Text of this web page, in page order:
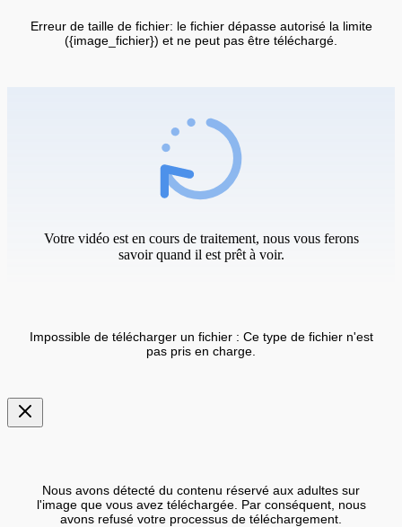
Erreur de taille de fichier: le fichier dépasse autorisé la limite
({image_fichier}) et ne peut pas être téléchargé.
Votre vidéo est en cours de traitement, nous vous ferons
savoir quand il est prêt à voir.
Impossible de télécharger un fichier : Ce type de fichier n'est
pas pris en charge.
Nous avons détecté du contenu réservé aux adultes sur
l'image que vous avez téléchargée. Par conséquent, nous
avons refusé votre processus de téléchargement.